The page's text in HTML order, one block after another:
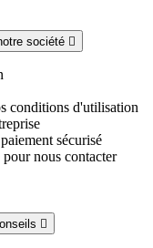
société 
conditions d'utilisation
sécurisé
nous contacter
